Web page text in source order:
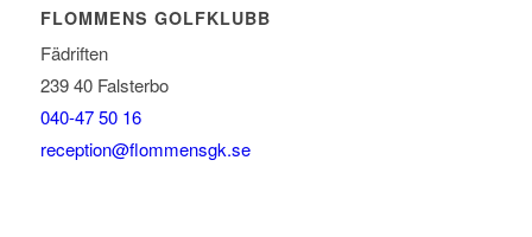
FLOMMENS GOLFKLUBB
Fädriften
239 40 Falsterbo
040-47 50 16
reception@flommensgk.se